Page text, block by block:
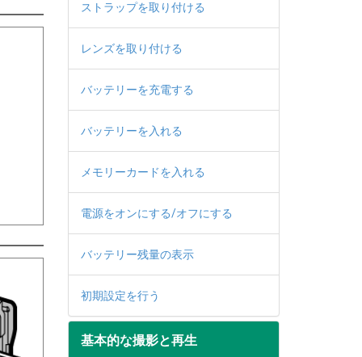
ストラップを取り付ける
レンズを取り付ける
バッテリーを充電する
バッテリーを入れる
メモリーカードを入れる
電源をオンにする/オフにする
バッテリー残量の表示
初期設定を行う
基本的な撮影と再生